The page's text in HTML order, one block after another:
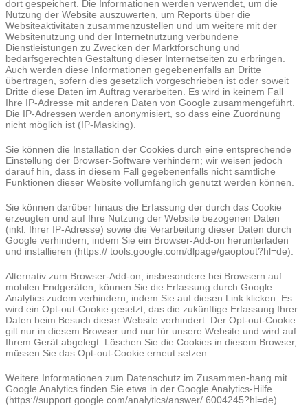
dort gespeichert. Die Informationen werden verwendet, um die
Nutzung der Website auszuwerten, um Reports über die
Websiteaktivitäten zusammenzustellen und um weitere mit der
Websitenutzung und der Internetnutzung verbundene
Dienstleistungen zu Zwecken der Marktforschung und
bedarfsgerechten Gestaltung dieser Internetseiten zu erbringen.
Auch werden diese Informationen gegebenenfalls an Dritte
übertragen, sofern dies gesetzlich vorgeschrieben ist oder soweit
Dritte diese Daten im Auftrag verarbeiten. Es wird in keinem Fall
Ihre IP-Adresse mit anderen Daten von Google zusammengeführt.
Die IP-Adressen werden anonymisiert, so dass eine Zuordnung
nicht möglich ist (IP-Masking).
Sie können die Installation der Cookies durch eine entsprechende
Einstellung der Browser-Software verhindern; wir weisen jedoch
darauf hin, dass in diesem Fall gegebenenfalls nicht sämtliche
Funktionen dieser Website vollumfänglich genutzt werden können.
Sie können darüber hinaus die Erfassung der durch das Cookie
erzeugten und auf Ihre Nutzung der Website bezogenen Daten
(inkl. Ihrer IP-Adresse) sowie die Verarbeitung dieser Daten durch
Google verhindern, indem Sie ein Browser-Add-on herunterladen
und installieren (https:// tools.google.com/dlpage/gaoptout?hl=de).
Alternativ zum Browser-Add-on, insbesondere bei Browsern auf
mobilen Endgeräten, können Sie die Erfassung durch Google
Analytics zudem verhindern, indem Sie auf diesen Link klicken. Es
wird ein Opt-out-Cookie gesetzt, das die zukünftige Erfassung Ihrer
Daten beim Besuch dieser Website verhindert. Der Opt-out-Cookie
gilt nur in diesem Browser und nur für unsere Website und wird auf
Ihrem Gerät abgelegt. Löschen Sie die Cookies in diesem Browser,
müssen Sie das Opt-out-Cookie erneut setzen.
Weitere Informationen zum Datenschutz im Zusammen-hang mit
Google Analytics finden Sie etwa in der Google Analytics-Hilfe
(https://support.google.com/analytics/answer/ 6004245?hl=de).